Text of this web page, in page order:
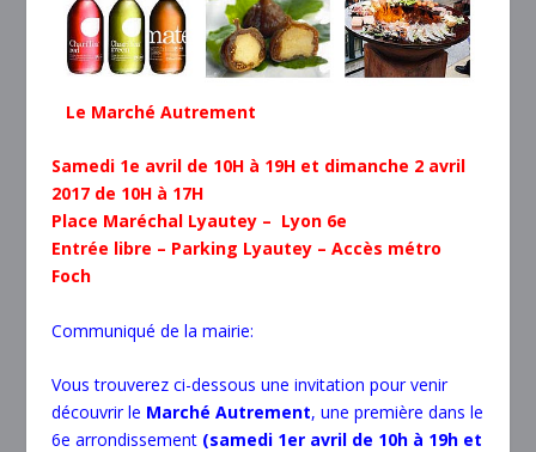
Le Marché Autrement
Samedi 1e avril de 10H à 19H et dimanche 2 avril
2017 de 10H à 17H
Place Maréchal Lyautey – Lyon 6e
Entrée libre – Parking Lyautey – Accès métro
Foch
Communiqué de la mairie:
Vous trouverez ci-dessous une invitation pour venir
découvrir le Marché Autrement, une première dans le
6e arrondissement (samedi 1eravril de 10h à 19h et